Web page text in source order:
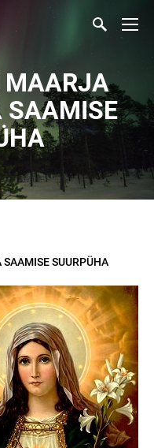
MAARJA
SAAMISE
SUURPÜHA